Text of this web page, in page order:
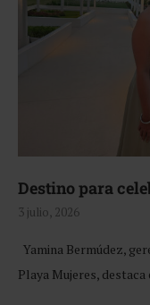
Destino para
3 julio, 2026
Yamina Bermúdez,
Playa Mujeres,